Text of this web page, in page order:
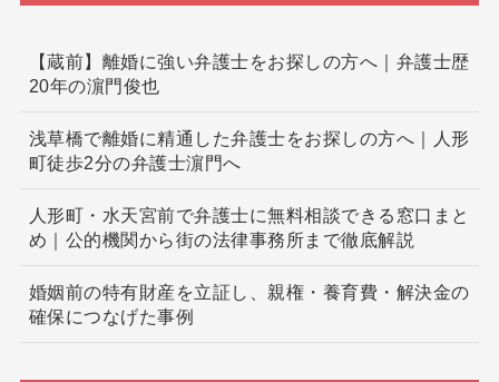
【蔵前】離婚に強い弁護士をお探しの方へ｜弁護士歴
20年の濵門俊也
浅草橋で離婚に精通した弁護士をお探しの方へ｜人形
町徒歩2分の弁護士濵門へ
人形町・水天宮前で弁護士に無料相談できる窓口まと
め｜公的機関から街の法律事務所まで徹底解説
婚姻前の特有財産を立証し、親権・養育費・解決金の
確保につなげた事例